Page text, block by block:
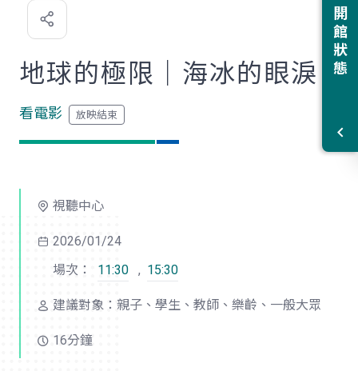
開館狀態
喜
歡
地球的極限｜海冰的眼淚
看電影
視聽中心
2026/01/24
場次：
11:30 , 15:30
建議對象：親子、學生、教師、樂齡、一般大眾
16分鐘